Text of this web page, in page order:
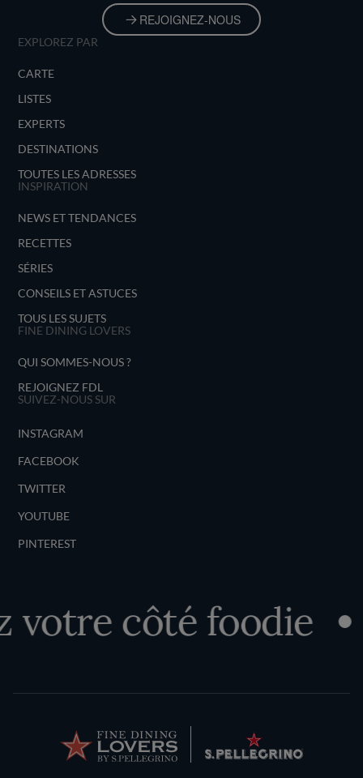
REJOIGNEZ-NOUS
EXPLOREZ PAR
CARTE
LISTES
EXPERTS
DESTINATIONS
TOUTES LES ADRESSES
INSPIRATION
NEWS ET TENDANCES
RECETTES
SÉRIES
CONSEILS ET ASTUCES
TOUS LES SUJETS
FINE DINING LOVERS
QUI SOMMES-NOUS ?
REJOIGNEZ FDL
SUIVEZ-NOUS SUR
INSTAGRAM
FACEBOOK
TWITTER
YOUTUBE
PINTEREST
votre côté foodie